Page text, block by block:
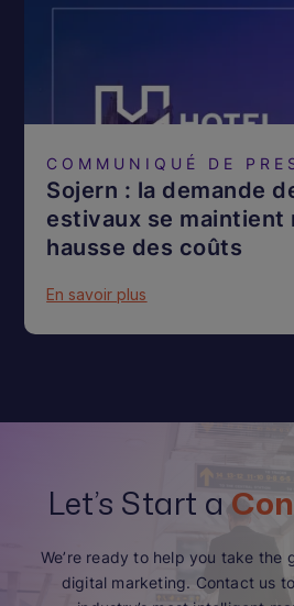
COMMUNIQUÉ DE
Sojern : la demande
estivaux se maintient
hausse des coûts
En savoir plus
Let’s Start a
We’re ready to help you take the
digital marketing. Contact us